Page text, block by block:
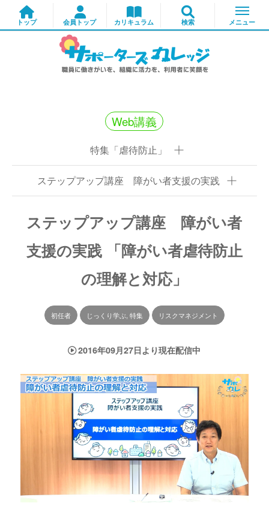
Web講義
特集「虐待防止」
ステップアップ講座 障がい者支援の実践
ステップアップ講座 障がい者
支援の実践 「障がい者虐待防止
の理解と対応」
初任者 じっくり学ぶ, 特集 リスクマネジメント
2016年09月27日より現在配信中